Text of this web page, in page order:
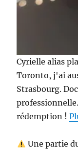
Cyrielle alias
Toronto, j'ai
Strasbourg.
rédemption !
Une partie